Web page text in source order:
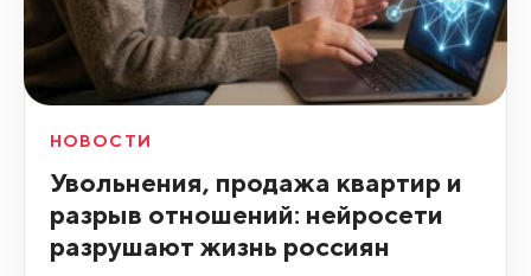
НОВОСТИ
Увольнения, продажа квартир и
разрыв отношений: нейросети
разрушают жизнь россиян